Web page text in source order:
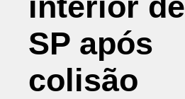
SP após
colisão